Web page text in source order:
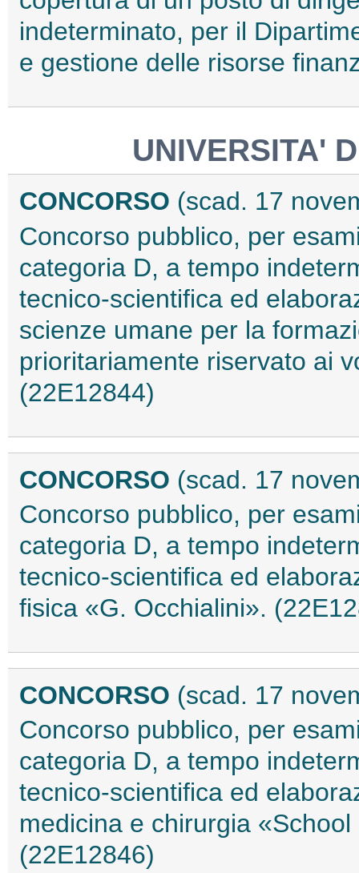
indeterminato, per il
e gestione delle risorse
UNIVERSITA'
CONCORSO (scad. 17
Concorso pubblico, per
categoria D, a tempo
tecnico-scientifica ed
scienze umane per la
prioritariamente riservato ai
(22E12844)
CONCORSO (scad. 17
Concorso pubblico, per
categoria D, a tempo
tecnico-scientifica ed
fisica «G. Occhialini».
CONCORSO (scad. 17
Concorso pubblico, per
categoria D, a tempo
tecnico-scientifica ed
medicina e chirurgia
(22E12846)